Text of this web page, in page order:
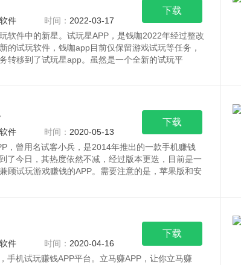
件 时间： 2022-03-17
软件中的新星。试玩星APP，是钱咖2022年经过整改
的试玩软件，钱咖app目前仅保留游戏试玩等任务，
转移到了试玩星app。虽然是一个全新的试玩平
下载
件 时间： 2020-05-13
，曾用名试客小兵，是2014年推出的一款手机赚钱
了今日，其热度依然不减，经过版本更迭，目前是一
顾试玩游戏赚钱的APP。需要注意的是，苹果版和安
下载
件 时间： 2020-04-16
手机试玩赚钱APP平台。立马赚APP，让你立马赚
下载